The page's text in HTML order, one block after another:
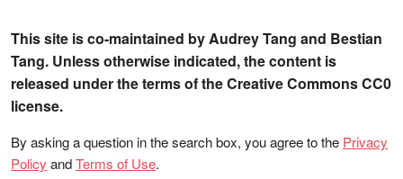
This site is co-maintained by Audrey Tang and Bestian
Tang. Unless otherwise indicated, the content is
released under the terms of the Creative Commons CC0
license.
By asking a question in the search box, you agree to the Privacy
Policy andTerms of Use.